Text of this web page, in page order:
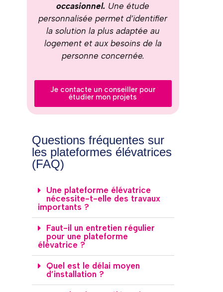
occasionnel. Une étude
personnalisée permet d’identifier
la solution la plus adaptée au
logement et aux besoins de la
personne concernée.
Je contacte un conseiller pour
étudier mon projets
Questions fréquentes sur
les plateformes élévatrices
(FAQ)
Une plateforme élévatrice
nécessite-t-elle des travaux
importants ?
Faut-il un entretien régulier
pour une plateforme
élévatrice ?
Quel est le délai moyen
d’installation ?